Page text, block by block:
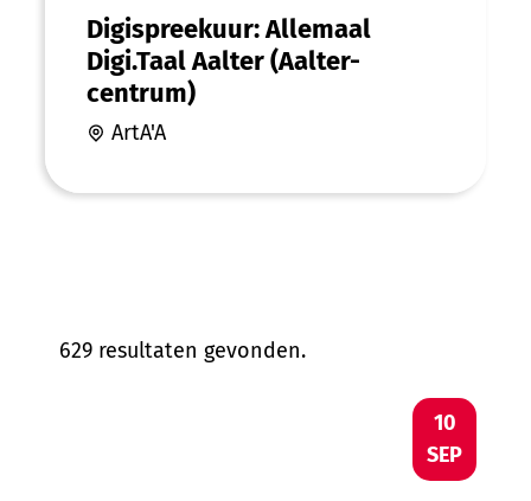
Digispreekuur: Allemaal
Digi.Taal Aalter (Aalter-
centrum)
ArtA'A
629 resultaten gevonden.
DO
10
SEP